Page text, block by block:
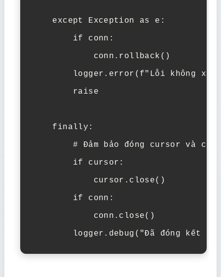
    except Exception as e:
        if conn:
            conn.rollback()
logger.error(f"Lỗi không xác
        raise
    finally:
# Đảm bảo đóng cursor và
        if cursor:
            cursor.close()
        if conn:
            conn.close()
logger.debug("Đã đóng kết